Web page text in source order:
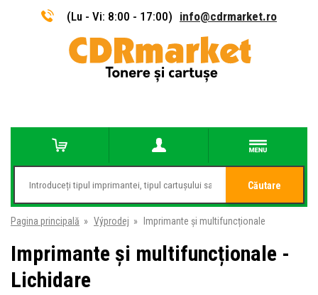
(Lu - Vi: 8:00 - 17:00) info@cdrmarket.ro
Căutare
Pagina principală » Výprodej » Imprimante și multifuncționale
Imprimante și multifuncționale -
Lichidare